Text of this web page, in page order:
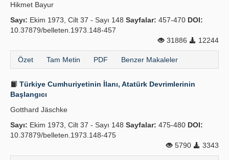
Hikmet Bayur
Sayı: Ekim 1973, Cilt 37 - Sayı 148 Sayfalar: 457-470 DOI:
10.37879/belleten.1973.148-457
31886
12244
Özet Tam Metin PDF Benzer Makaleler
Türkiye Cumhuriyetinin İlanı, Atatürk Devrimlerinin
Başlangıcı
Gotthard Jäschke
Sayı: Ekim 1973, Cilt 37 - Sayı 148 Sayfalar: 475-480 DOI:
10.37879/belleten.1973.148-475
5790
3343